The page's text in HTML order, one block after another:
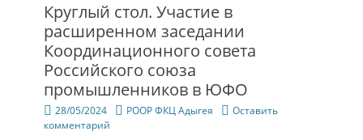
Круглый стол. Участие в
расширенном заседании
Координационного совета
Российского союза
промышленников в ЮФО
Опубликовано
28/05/2024 Автор
РООР ФКЦ Адыгея
Оставить
комментарий